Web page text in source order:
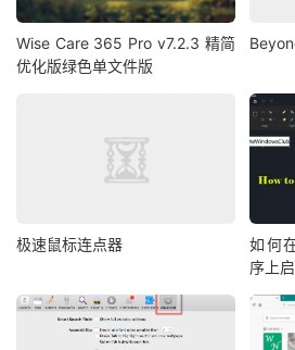
Wise Care 365 Pro v7.2.3 精简
优化版绿色单文件版
极速鼠标连点器
如何
序上